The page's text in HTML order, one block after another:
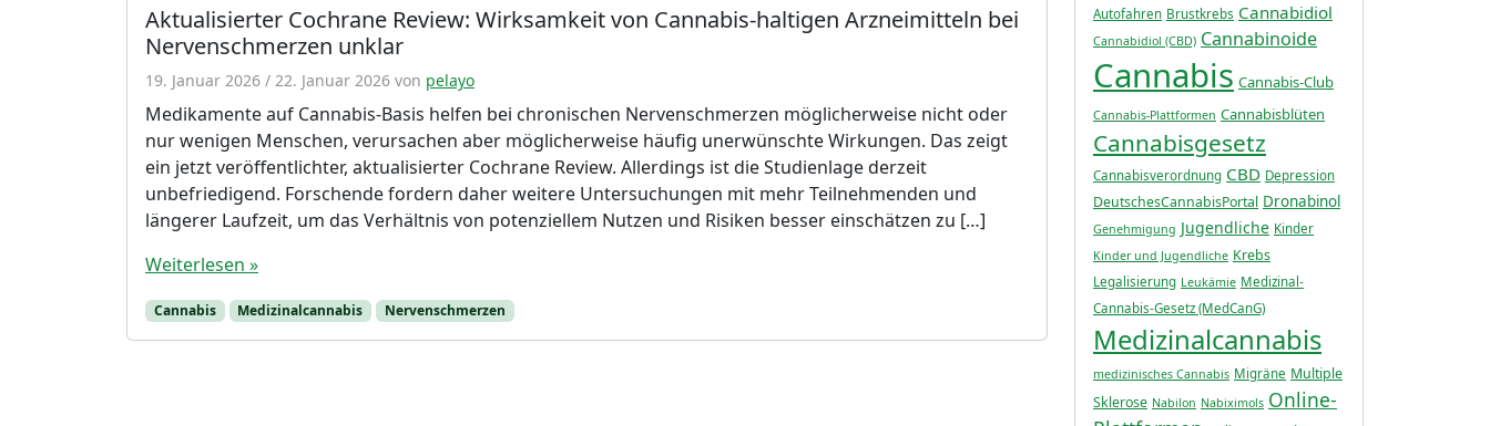
Aktualisierter Cochrane Review: Wirksamkeit von Cannabis-haltigen Arzneimitteln bei
Nervenschmerzen unklar
19. Januar 2026 / 22. Januar 2026 von pelayo
Medikamente auf Cannabis-Basis helfen bei chronischen Nervenschmerzen möglicherweise nicht oder
nur wenigen Menschen, verursachen aber möglicherweise häufig unerwünschte Wirkungen. Das zeigt
ein jetzt veröffentlichter, aktualisierter Cochrane Review. Allerdings ist die Studienlage derzeit
unbefriedigend. Forschende fordern daher weitere Untersuchungen mit mehr Teilnehmenden und
längerer Laufzeit, um das Verhältnis von potenziellem Nutzen und Risiken besser einschätzen zu […]
Weiterlesen »
Cannabis Medizinalcannabis Nervenschmerzen
Autofahren Brustkrebs Cannabidiol
Cannabidiol (CBD) Cannabinoide
Cannabis Cannabis-Club
Cannabis-Plattformen Cannabisblüten
Cannabisgesetz
Cannabisverordnung CBD Depression
DeutschesCannabisPortal Dronabinol
Genehmigung Jugendliche Kinder
Kinder und Jugendliche Krebs
Legalisierung Leukämie Medizinal-
Cannabis-Gesetz (MedCanG)
Medizinalcannabis
medizinisches Cannabis Migräne Multiple
Sklerose Nabilon Nabiximols Online-